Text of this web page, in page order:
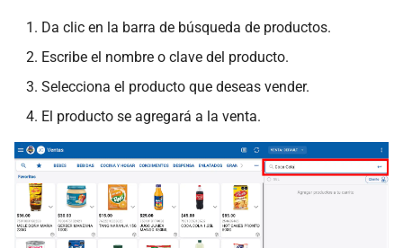
Da clic en la barra de búsqueda de productos.
Escribe el nombre o clave del producto.
Selecciona el producto que deseas vender.
El producto se agregará a la venta.